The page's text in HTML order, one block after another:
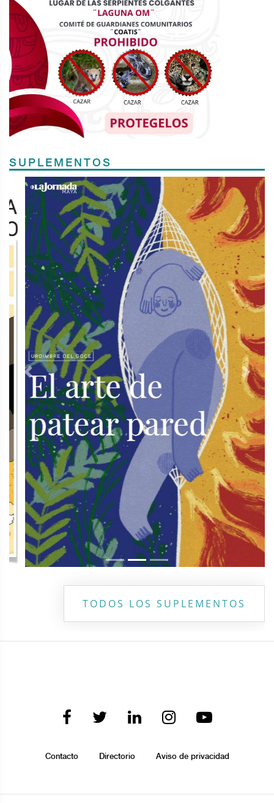
SUPLEMENTOS
Previous Next
TODOS LOS SUPLEMENTOS
Contacto Directorio Aviso de privacidad